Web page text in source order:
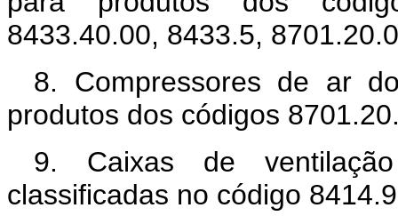
8433.40.00, 8433.5,
8. Compressores de ar
produtos dos códigos
9. Caixas de
classificadas no código